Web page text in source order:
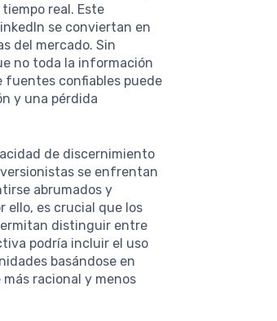
real. Este
se conviertan en
del mercado. Sin
no toda la información
fuentes confiables puede
y una pérdida
de discernimiento
se enfrentan
abrumados y
ello, es crucial que los
distinguir entre
podría incluir el uso
basándose en
racional y menos